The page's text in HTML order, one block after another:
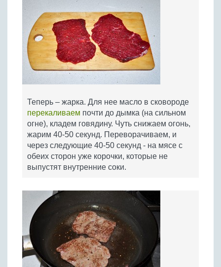
Теперь – жарка. Для нее масло в сковороде
перекаливаем почти до дымка (на сильном
огне), кладем говядину. Чуть снижаем огонь,
жарим 40-50 секунд. Переворачиваем, и
через следующие 40-50 секунд - на мясе с
обеих сторон уже корочки, которые не
выпустят внутренние соки.